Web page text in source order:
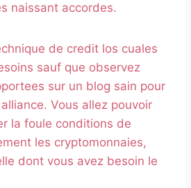
naissant accordes.
de credit los cuales
sauf que observez
sur un blog sain pour
Vous allez pouvoir
la foule conditions de
les cryptomonnaies,
dont vous avez besoin le